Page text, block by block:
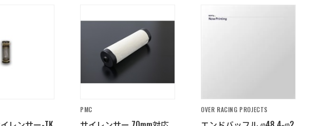
PMC OVER RACING PROJECTS